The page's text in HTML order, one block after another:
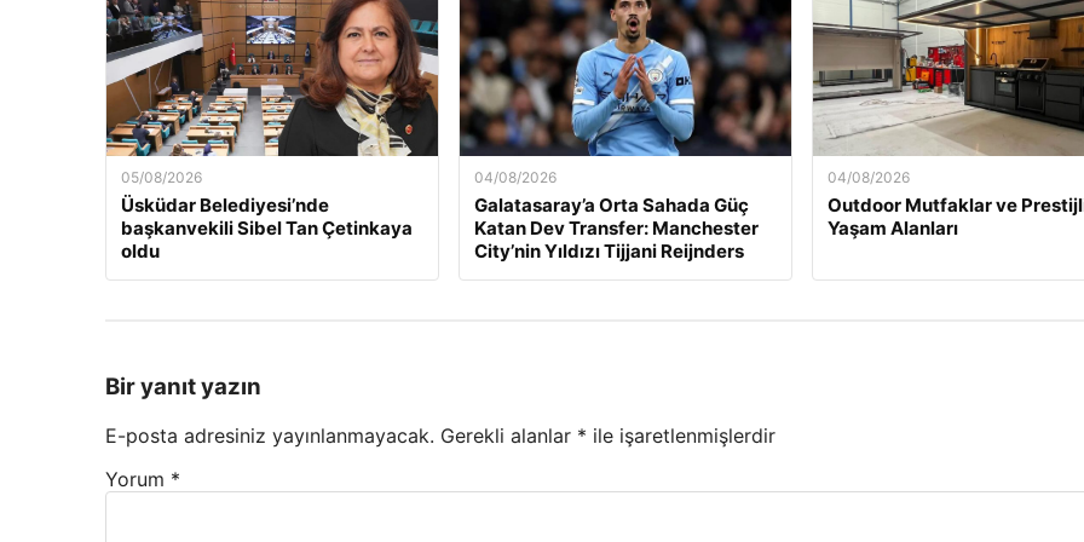
05/08/2026
Üsküdar Belediyesi’nde
başkanvekili Sibel Tan Çetinkaya
oldu
04/08/2026
Galatasaray’a Orta Sahada Güç
Katan Dev Transfer: Manchester
City’nin Yıldızı Tijjani Reijnders
04/08/2026
Outdoor Mutfaklar ve
Yaşam Alanları
Bir yanıt yazın
E-posta adresiniz yayınlanmayacak. Gerekli alanlar * ile işaretlenmişlerdir
Yorum *